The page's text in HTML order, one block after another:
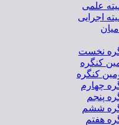
علمی
اجرایی
نخست
کنگره
کنگره
چهارم
پنجم
ششم
هفتم